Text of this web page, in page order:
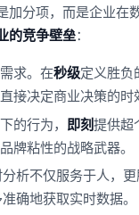
分项，而是企业在
的竞争壁垒：
求。在秒级定义胜负
接决定商业决策的时
的行为， 即刻提供超
牌粘性的战略武器。
析不仅服务于人，
确地获取实时数据。